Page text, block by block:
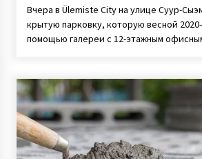
Вчера в Ülemiste City на улице Суур-
крытую парковку, которую весной
помощью галереи с 12-этажным